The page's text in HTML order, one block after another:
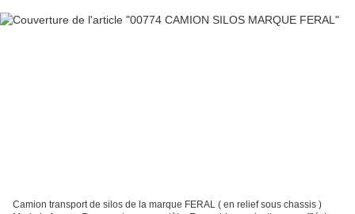
Camion transport de silos de la marque FERAL ( en relief sous chassis )